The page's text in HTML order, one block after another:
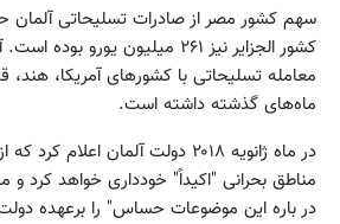
کشور الجزایر نیز ۲۶۱ میلیون
معامله تسلیحاتی با کشورهای آمریکا، هند،
ماه‌های گذشته داشته است.
در ماه ژانویه ۲۰۱۸ دولت آلمان
مناطق بحرانی "اکیداً" خودداری خواهد کرد
در باره این موضوعات حساس" را برعهده